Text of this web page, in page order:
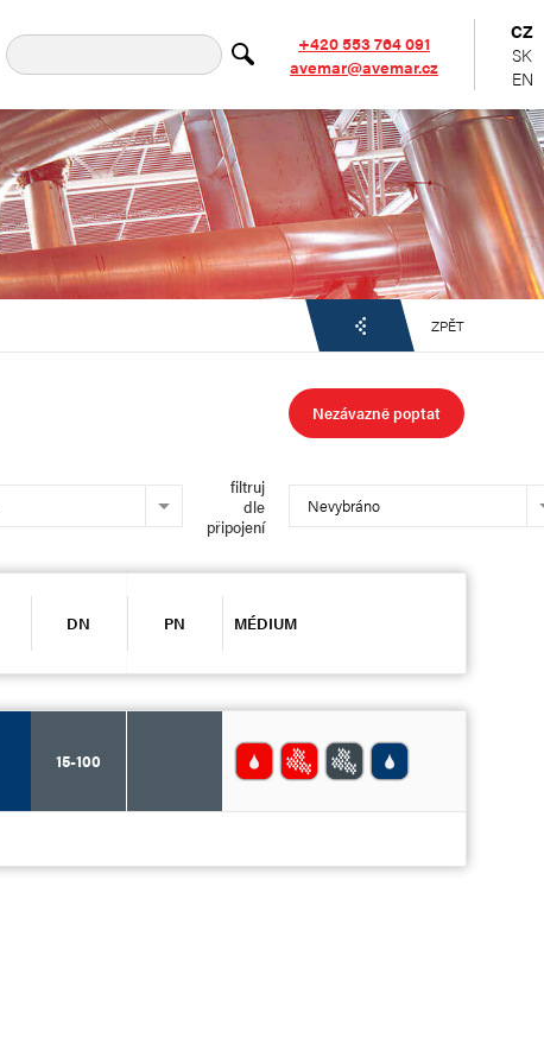
+420 553 764 091
avemar@avemar.cz
CZ
SK
EN
ZPĚT
Nezávazně poptat
filtruj
dle
připojení
Nevybráno
DN PN MÉDIUM
15-100